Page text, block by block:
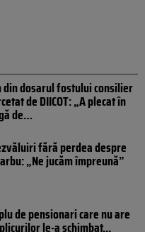
din dosarul fostului consilier
de DIICOT: „A plecat în
de…
fără perdea despre
„Ne jucăm împreună”
de pensionari care nu are
le-a schimbat...